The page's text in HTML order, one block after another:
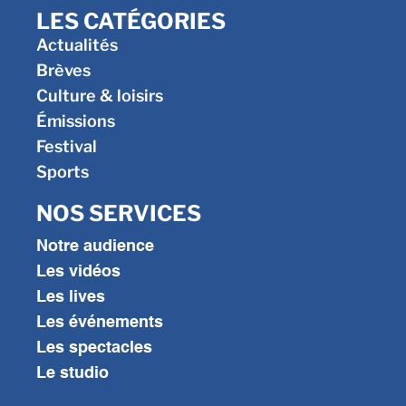
LES CATÉGORIES
Actualités
Brèves
Culture & loisirs
Émissions
Festival
Sports
NOS SERVICES
Notre audience
Les vidéos
Les lives
Les événements
Les spectacles
Le studio